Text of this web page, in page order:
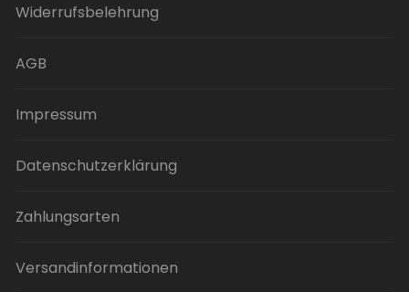
Widerrufsbelehrung
AGB
Impressum
Datenschutzerklärung
Zahlungsarten
Versandinformationen